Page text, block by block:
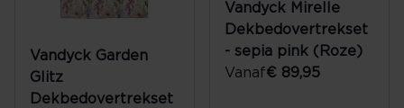
Vandyck Garden
Glitz
Dekbedovertrekset
Vandyck Mirelle
Dekbedovertrekset
- sepia pink (Roze)
Vanaf€ 89,95